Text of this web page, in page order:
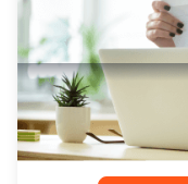
Comparez
de votre